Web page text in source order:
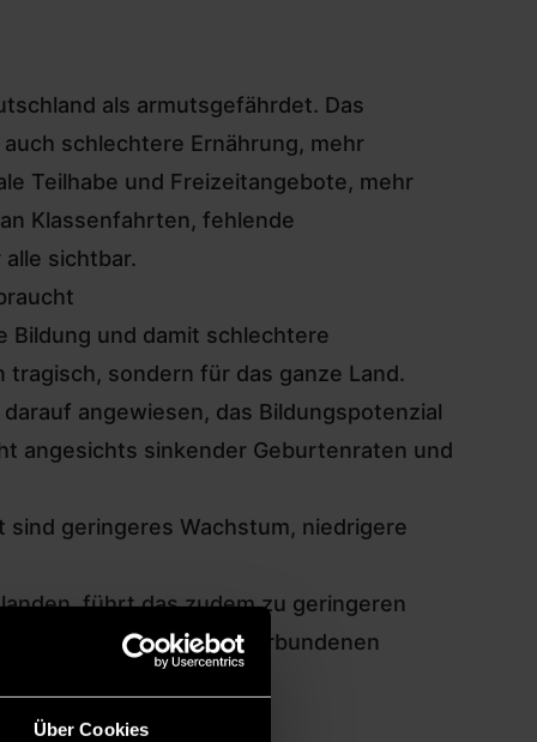
Über Cookies
als armutsgefährdet. Das
schlechtere Ernährung, mehr
Teilhabe und Freizeitangebote, mehr
Klassenfahrten, fehlende
sichtbar.
Bildung und damit schlechtere
sondern für das ganze Land.
angewiesen, das Bildungspotenzial
angesichts sinkender Geburtenraten und
geringeres Wachstum, niedrigere
führt das zudem zu geringeren
durch die mit Armut verbundenen